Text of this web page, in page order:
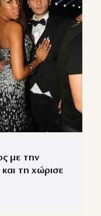
με την
τη χώρισε